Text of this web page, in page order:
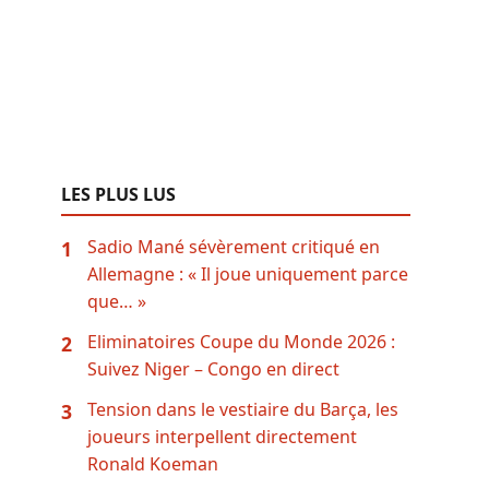
LES PLUS LUS
1
Sadio Mané sévèrement critiqué en
Allemagne : « Il joue uniquement parce
que… »
2
Eliminatoires Coupe du Monde 2026 :
Suivez Niger – Congo en direct
3
Tension dans le vestiaire du Barça, les
joueurs interpellent directement
Ronald Koeman